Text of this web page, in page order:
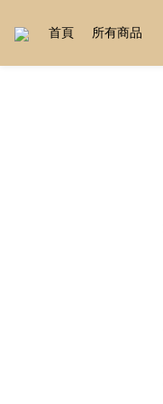
首頁 所有商品